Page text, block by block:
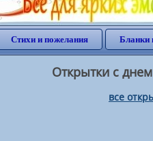
Стихи и пожелания Бланки
Открытки с
все